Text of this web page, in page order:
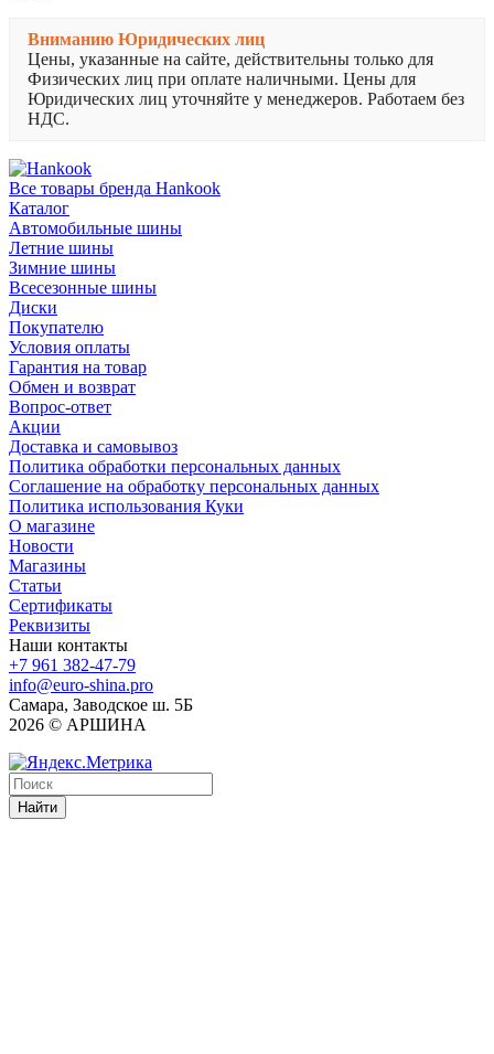
Вниманию Юридических лиц
Цены, указанные на сайте, действительны только для
Физических лиц при оплате наличными. Цены для
Юридических лиц уточняйте у менеджеров. Работаем без
НДС.
Все товары бренда Hankook
Каталог
Автомобильные шины
Летние шины
Зимние шины
Всесезонные шины
Диски
Покупателю
Условия оплаты
Гарантия на товар
Обмен и возврат
Вопрос-ответ
Акции
Доставка и самовывоз
Политика обработки персональных данных
Соглашение на обработку персональных данных
Политика использования Куки
О магазине
Новости
Магазины
Статьи
Сертификаты
Реквизиты
Наши контакты
+7 961 382-47-79
info@euro-shina.pro
Самара, Заводское ш. 5Б
2026 © АРШИНА
Найти